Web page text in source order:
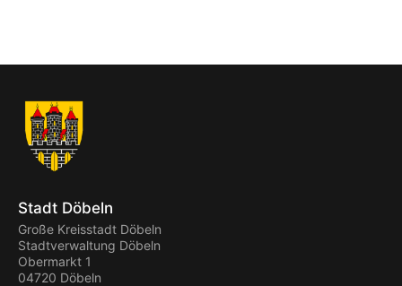
Stadt Döbeln
Große Kreisstadt Döbeln
Stadtverwaltung Döbeln
Obermarkt 1
04720 Döbeln